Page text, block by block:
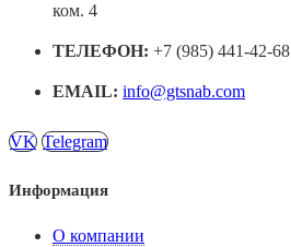
ком. 4
ТЕЛЕФОН: +7 (985) 441-42-68
EMAIL: info@gtsnab.com
VK Telegram
Информация
О компании